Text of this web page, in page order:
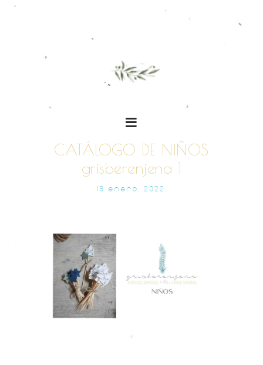
CATÁLOGO DE NIÑOS
grisberenjena 1
19 ENERO, 2022